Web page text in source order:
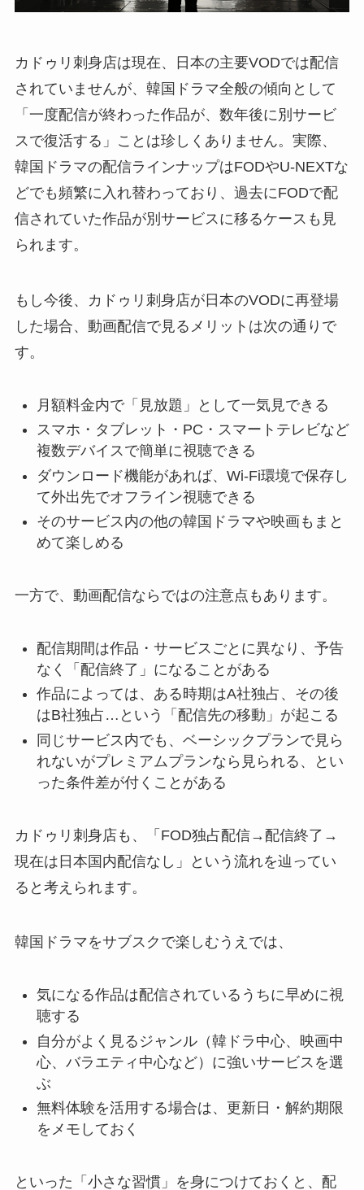
カドゥリ刺身店は現在、日本の主要VODでは配信
されていませんが、韓国ドラマ全般の傾向として
「一度配信が終わった作品が、数年後に別サービ
スで復活する」ことは珍しくありません。実際、
韓国ドラマの配信ラインナップはFODやU-NEXTな
どでも頻繁に入れ替わっており、過去にFODで配
信されていた作品が別サービスに移るケースも見
られます。
もし今後、カドゥリ刺身店が日本のVODに再登場
した場合、動画配信で見るメリットは次の通りで
す。
月額料金内で「見放題」として一気見できる
スマホ・タブレット・PC・スマートテレビなど
複数デバイスで簡単に視聴できる
ダウンロード機能があれば、Wi-Fi環境で保存し
て外出先でオフライン視聴できる
そのサービス内の他の韓国ドラマや映画もまと
めて楽しめる
一方で、動画配信ならではの注意点もあります。
配信期間は作品・サービスごとに異なり、予告
なく「配信終了」になることがある
作品によっては、ある時期はA社独占、その後
はB社独占…という「配信先の移動」が起こる
同じサービス内でも、ベーシックプランで見ら
れないがプレミアムプランなら見られる、とい
った条件差が付くことがある
カドゥリ刺身店も、「FOD独占配信→配信終了→
現在は日本国内配信なし」という流れを辿ってい
ると考えられます。
韓国ドラマをサブスクで楽しむうえでは、
気になる作品は配信されているうちに早めに視
聴する
自分がよく見るジャンル（韓ドラ中心、映画中
心、バラエティ中心など）に強いサービスを選
ぶ
無料体験を活用する場合は、更新日・解約期限
をメモしておく
といった「小さな習慣」を身につけておくと、配